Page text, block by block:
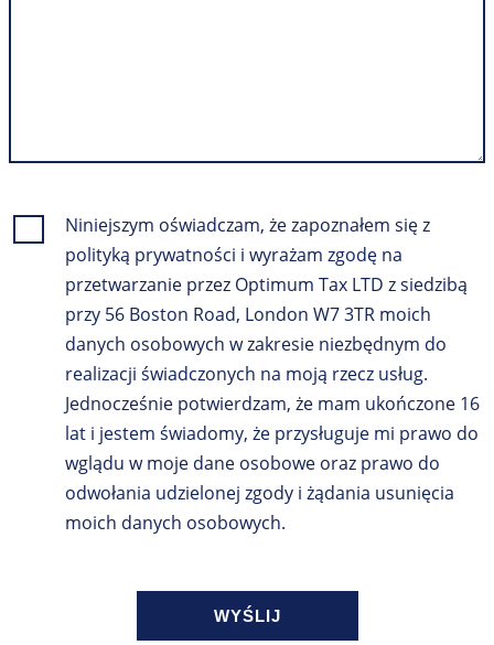
Niniejszym oświadczam, że zapoznałem się z
polityką prywatności i wyrażam zgodę na
przetwarzanie przez Optimum Tax LTD z siedzibą
przy 56 Boston Road, London W7 3TR moich
danych osobowych w zakresie niezbędnym do
realizacji świadczonych na moją rzecz usług.
Jednocześnie potwierdzam, że mam ukończone 16
lat i jestem świadomy, że przysługuje mi prawo do
wglądu w moje dane osobowe oraz prawo do
odwołania udzielonej zgody i żądania usunięcia
moich danych osobowych.